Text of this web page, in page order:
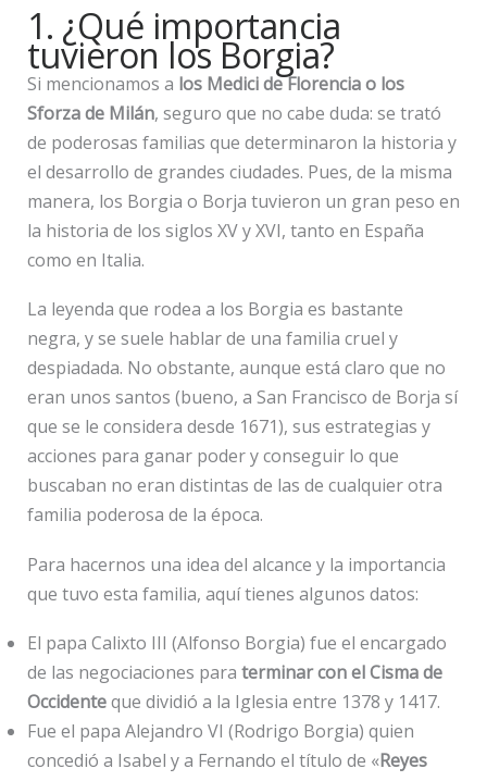
1. ¿Qué importancia
tuvieron los Borgia?
Si mencionamos a los Medici de Florencia o los
Sforza de Milán, seguro que no cabe duda: se trató
de poderosas familias que determinaron la historia y
el desarrollo de grandes ciudades. Pues, de la misma
manera, los Borgia o Borja tuvieron un gran peso en
la historia de los siglos XV y XVI, tanto en España
como en Italia.
La leyenda que rodea a los Borgia es bastante
negra, y se suele hablar de una familia cruel y
despiadada. No obstante, aunque está claro que no
eran unos santos (bueno, a San Francisco de Borja sí
que se le considera desde 1671), sus estrategias y
acciones para ganar poder y conseguir lo que
buscaban no eran distintas de las de cualquier otra
familia poderosa de la época.
Para hacernos una idea del alcance y la importancia
que tuvo esta familia, aquí tienes algunos datos:
El papa Calixto III (Alfonso Borgia) fue el encargado
de las negociaciones para terminar con el Cisma de
Occidenteque dividió a la Iglesia entre 1378 y 1417.
Fue el papa Alejandro VI (Rodrigo Borgia) quien
concedió a Isabel y a Fernando el título de «Reyes